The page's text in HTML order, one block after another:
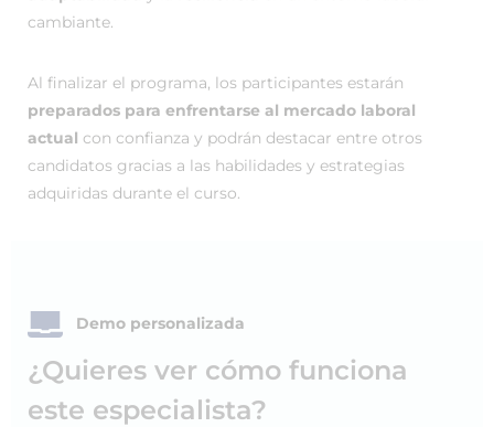
cambiante.
Al finalizar el programa, los participantes estarán
preparados para enfrentarse al mercado laboral
actual con confianza y podrán destacar entre otros
candidatos gracias a las habilidades y estrategias
adquiridas durante el curso.
Demo personalizada
¿Quieres ver cómo funciona
este especialista?